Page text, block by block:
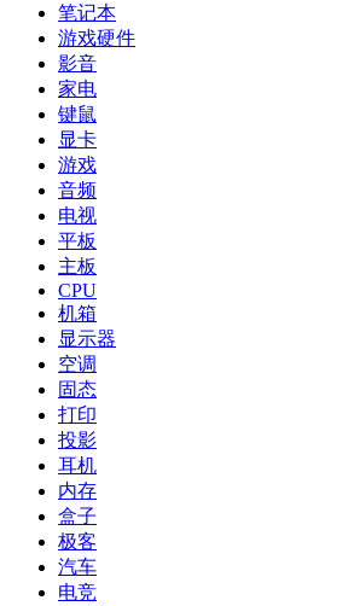
笔记本
游戏硬件
影音
家电
键鼠
显卡
游戏
音频
电视
平板
主板
CPU
机箱
显示器
空调
固态
打印
投影
耳机
内存
盒子
极客
汽车
电竞